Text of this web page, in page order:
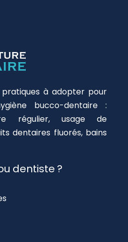
à adopter pour
bucco-dentaire :
régulier, usage de
dentaires fluorés, bains
dentiste ?